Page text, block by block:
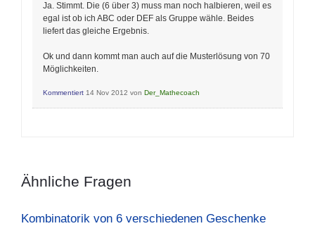
Ja. Stimmt. Die (6 über 3) muss man noch halbieren, weil es
egal ist ob ich ABC oder DEF als Gruppe wähle. Beides
liefert das gleiche Ergebnis.
Ok und dann kommt man auch auf die Musterlösung von 70
Möglichkeiten.
Kommentiert 14 Nov 2012 von Der_Mathecoach
Ähnliche Fragen
Kombinatorik von 6 verschiedenen Geschenke